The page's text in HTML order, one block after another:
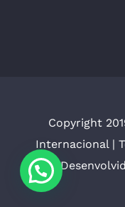
Copyright
Internacional |